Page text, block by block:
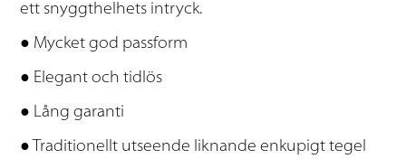
ett snyggthelhets intryck.
● Mycket god passform
● Elegant och tidlös
● Lång garanti
● Traditionellt utseende liknande enkupigt tegel